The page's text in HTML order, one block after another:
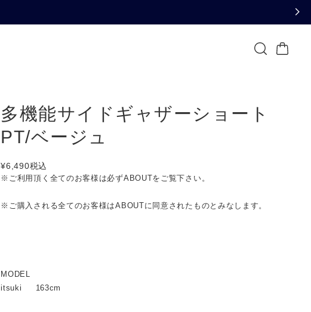
多機能サイドギャザーショート
PT/ベージュ
¥6,490税込
※ご利用頂く全てのお客様は必ずABOUTをご覧下さい。
※ご購入される全てのお客様はABOUTに同意されたものとみなします。
MODEL
itsuki 163cm